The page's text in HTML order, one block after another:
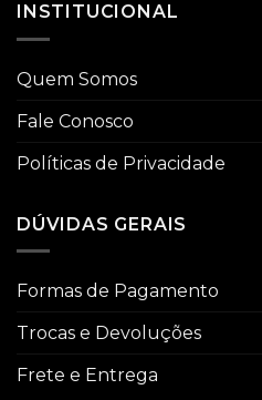
INSTITUCIONAL
Quem Somos
Fale Conosco
Políticas de Privacidade
DÚVIDAS GERAIS
Formas de Pagamento
Trocas e Devoluções
Frete e Entrega